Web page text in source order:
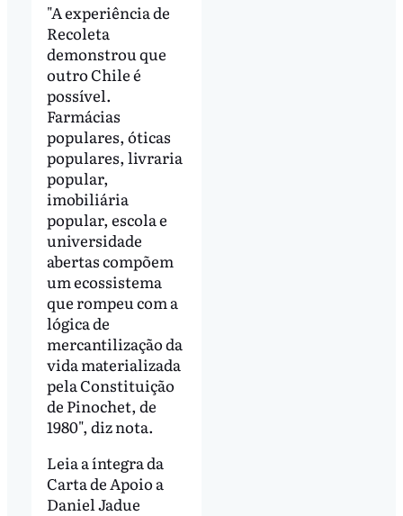
"A experiência de
Recoleta
demonstrou que
outro Chile é
possível.
Farmácias
populares, óticas
populares, livraria
popular,
imobiliária
popular, escola e
universidade
abertas compõem
um ecossistema
que rompeu com a
lógica de
mercantilização da
vida materializada
pela Constituição
de Pinochet, de
1980", diz nota.
Leia a íntegra da
Carta de Apoio a
Daniel Jadue